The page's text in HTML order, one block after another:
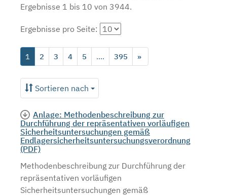
Ergebnisse 1 bis 10 von 3944.
Ergebnisse pro Seite:
1 2 3 4 5 .... 395 »
Sortieren nach
Anlage: Methodenbeschreibung zur
Durchführung der repräsentativen vorläufigen
Sicherheitsuntersuchungen gemäß
Endlagersicherheitsuntersuchungsverordnung
(PDF)
Methodenbeschreibung zur Durchführung der
repräsentativen vorläufigen
Sicherheitsuntersuchungen gemäß